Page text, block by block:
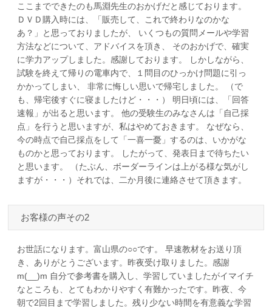
ここまでできたのも馬淵先生のおかげだと感じております。
ＤＶＤ購入時には、「販売して、これで終わりなのかな
あ？」と思っておりましたが、 いくつもの質問メールや学習
方法などについて、アドバイスを頂き、 そのおかげで、確実
に学力アップしました。感謝しております。 しかしながら、
試験を終えて帰りの電車内で、１問目のひっかけ問題に引っ
かかってしまい、 非常に悔しい思いで帰宅しました。 （で
も、帰宅後すぐに寝ましたけど・・・） 明日頃には、「回答
速報」が出ると思います。 他の受験生のみなさんは「自己採
点」を行うと思いますが、私はやめておきます。 なぜなら、
今の時点で自己採点をして「一喜一憂」するのは、いかがな
ものかと思っております。 したがって、発表日まで待ちたい
と思います。 （たぶん、ボーダーラインは上がる様な気がし
ますが・・・）それでは、二か月後に連絡させて頂きます。
お客様の声その2
お世話になります。富山県の○○です。 早速教材をお送り頂
き、ありがとうございます。昨夜受け取りました。感謝
m(__)m 自分で参考書を購入し、学習していましたがイマイチ
なところも、とてもわかりやすく有難かったです。昨夜、今
朝で2回目まで学習しました。残り少ない時間を有意義な学習